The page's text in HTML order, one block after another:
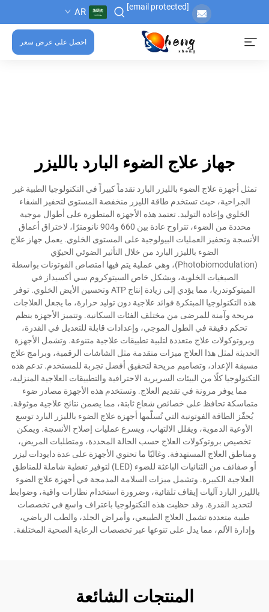
[email protected]
AR
احصل على عرض سعر
جهاز علاج الضوء البارد بالليزر
تمثل أجهزة علاج الضوء بالليزر البارد تقدماً كبيراً في التكنولوجيا الطبية غير
الجراحية، حيث تستخدم طاقة الليزر منخفضة المستوى لتحفيز الشفاء
الخلوي وإعادة التوليد. تعتمد هذه الأجهزة المتطورة على أطوال موجية
محددة من الضوء، تتراوح عادة بين 660 و904 نانومترًا، لاختراق أعماق
الأنسجة وتحفيز العمليات البيولوجية على المستوى الخلوي. يعمل جهاز علاج
الضوء بالليزر البارد من خلال التأثير الضوئي الحيوّي
(Photobiomodulation)، وهي عملية يتم فيها امتصاص الفوتونات بواسطة
الصبغيات الخلوية، وبشكل خاص السيتوكروم سي أكسيداز في
الميتوكوندريا، مما يؤدي إلى زيادة إنتاج ATP وتحسين الأيض الخلوي. توفر
هذه التكنولوجيا المبتكرة فوائد علاجية دون توليد حرارة، ما يجعل العلاجات
مريحة وآمنة للمرضى من مختلف الفئات السكانية. وتتميز الأجهزة بنظم
تحكم دقيقة في الطول الموجي، وإعدادات قابلة للتعديل في القدرة،
وبروتوكولات علاج متعددة لتلبية تطبيقات علاجية متنوعة. وتشمل الأجهزة
الحديثة لمثل هذا العلاج ميزات متقدمة مثل الشاشات الرقمية، وبرامج علاج
مسبقة الإعداد، وتصاميم مريحة لتحقيق أفضل تجربة للمستخدم. تدعم هذه
التكنولوجيا كلًا من البيئات السريرية الاحترافية والتطبيقات العلاجية المنزلية،
مما يوفر مرونة في تقديم العلاج. وتستخدم هذه الأجهزة مصادر ضوء
متماسكة تحافظ على خصائص شعاع ثابتة، مما يضمن نتائج علاجية موثوقة.
يُحفّز الطاقة الفوتونية التي تُسلّمها أجهزة علاج الضوء بالليزر البارد توسع
الأوعية الدموية، ويقلل الالتهاب، ويسرع عمليات إصلاح الأنسجة. ويمكن
تخصيص بروتوكولات العلاج حسب الحالة المحددة، ومتطلبات المريض،
ومناطق العلاج المستهدفة. وغالبًا ما تحتوي الأجهزة على عدة دايودات ليزر
أو صفائف من الثنائيات الباعثة للضوء (LED) لتوفير تغطية شاملة للمناطق
العلاجية الكبيرة. وتشمل ميزات السلامة المدمجة في أجهزة علاج الضوء
بالليزر البارد آليات إيقاف تلقائية، وضرورة استخدام نظارات واقية، وضوابط
لتحديد القدرة. وقد حظيت هذه التكنولوجيا باعتراف واسع في تخصصات
طبية متعددة تشمل العلاج الطبيعي، وأمراض الجلد، والطب الرياضي،
وإدارة الألم، مما يدل على تنوعها عبر تخصصات الرعاية الصحية المختلفة.
المنتجات الشائعة